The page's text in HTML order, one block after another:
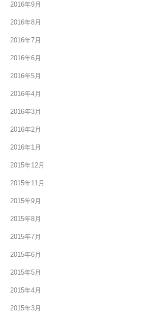
2016年9月
2016年8月
2016年7月
2016年6月
2016年5月
2016年4月
2016年3月
2016年2月
2016年1月
2015年12月
2015年11月
2015年9月
2015年8月
2015年7月
2015年6月
2015年5月
2015年4月
2015年3月